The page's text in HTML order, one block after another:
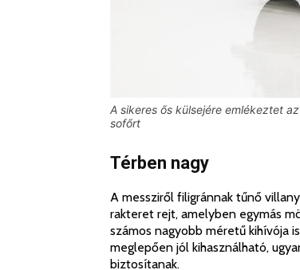
A sikeres ős külsejére emlékeztet
sofőrt
Térben nagy
A messziről filigránnak tűnő
rakteret rejt, amelyben egymás
számos nagyobb méretű kihívója
meglepően jól kihasználható,
biztosítanak.